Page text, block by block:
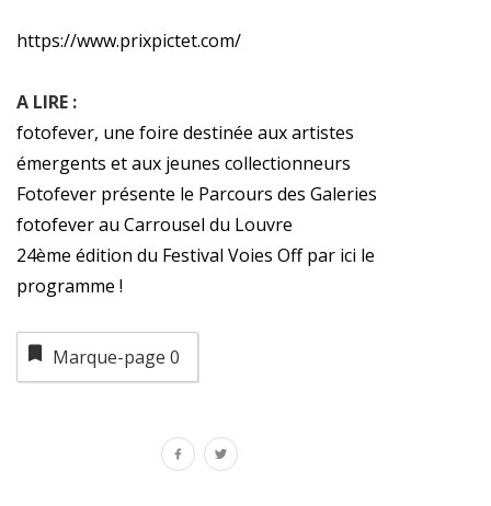
https://www.prixpictet.com/
A LIRE :
fotofever, une foire destinée aux artistes
émergents et aux jeunes collectionneurs
Fotofever présente le Parcours des Galeries
fotofever au Carrousel du Louvre
24ème édition du Festival Voies Off par ici le
programme !
Marque-page 0